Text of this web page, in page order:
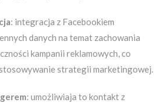
: integracja z Facebookiem
danych na temat zachowania
kampanii reklamowych, co
strategii marketingowej.
: umożliwiaja to kontakt z